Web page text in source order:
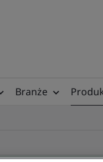
Branże